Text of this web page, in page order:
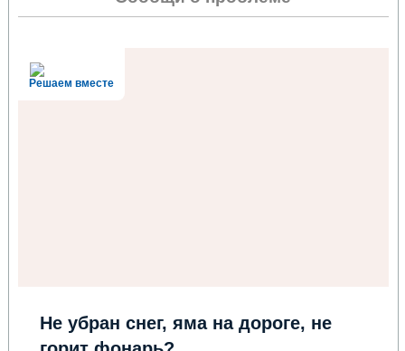
Решаем вместе
Не убран снег, яма на дороге, не